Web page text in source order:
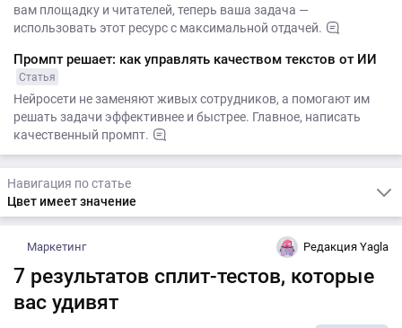
вам площадку и читателей, теперь ваша задача —
использовать этот ресурс с максимальной отдачей.
Промпт решает: как управлять качеством текстов от ИИ
Статья
Нейросети не заменяют живых сотрудников, а помогают им
решать задачи эффективнее и быстрее. Главное, написать
качественный промпт.
Навигация по статье
Цвет имеет значение
Маркетинг Редакция Yagla
7 результатов сплит-тестов, которые
вас удивят